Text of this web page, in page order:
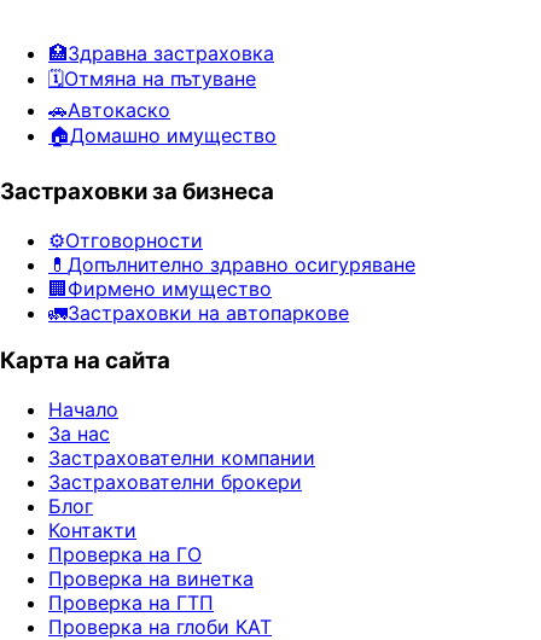
🏥Здравна застраховка
🗓️Отмяна на пътуване
🚗Автокаско
🏠Домашно имущество
Застраховки за бизнеса
⚙️Отговорности
💊 Допълнително здравно осигуряване
🏢Фирмено имущество
🚛Застраховки на автопаркове
Карта на сайта
Начало
За нас
Застрахователни компании
Застрахователни брокери
Блог
Контакти
Проверка на ГО
Проверка на винетка
Проверка на ГТП
Проверка на глоби КАТ